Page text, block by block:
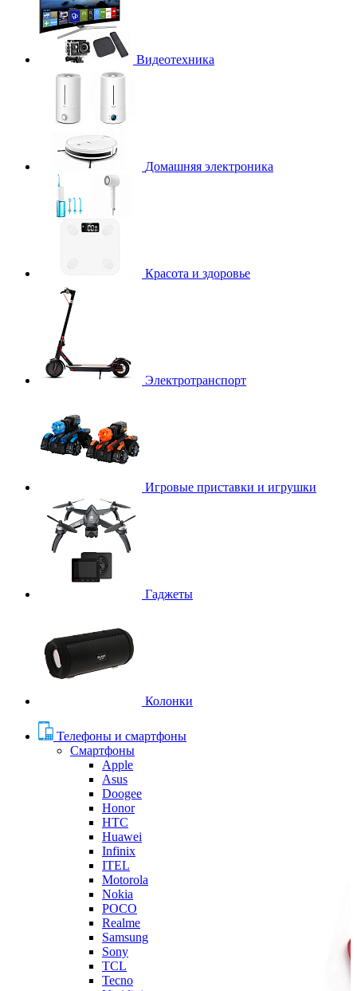
Видеотехника
Домашняя электроника
Красота и здоровье
Электротранспорт
Игровые приставки и игрушки
Гаджеты
Колонки
Телефоны и смартфоны
Смартфоны
Apple
Asus
Doogee
Honor
HTC
Huawei
Infinix
ITEL
Motorola
Nokia
POCO
Realme
Samsung
Sony
TCL
Tecno